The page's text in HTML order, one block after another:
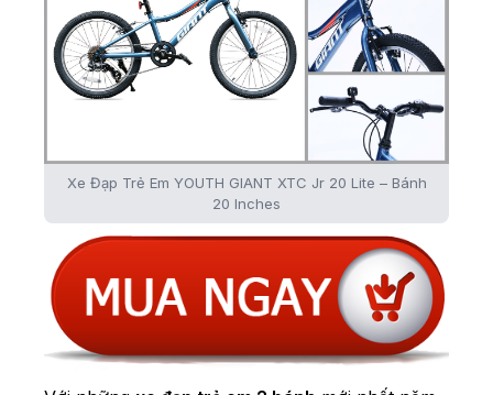
Xe Đạp Trẻ Em YOUTH GIANT XTC Jr 20 Lite – Bánh
20 Inches